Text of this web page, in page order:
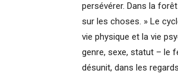
persévérer. Dans la
sur les choses. » Le
vie physique et la vie
genre, sexe, statut – le
désunit, dans les